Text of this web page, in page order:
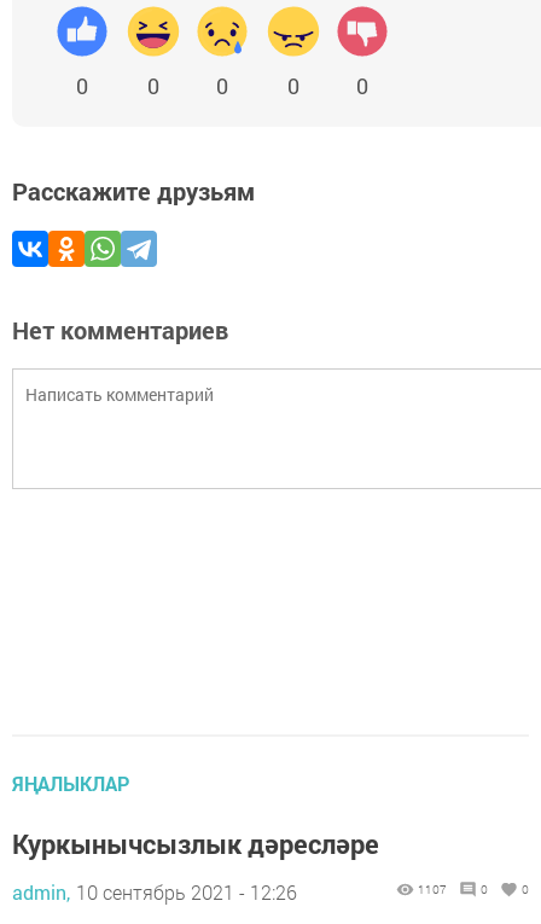
0 0 0 0 0
Расскажите друзьям
Нет комментариев
ЯҢАЛЫКЛАР
Куркынычсызлык дәресләре
admin, 10 сентябрь 2021 - 12:26 1107 0 0